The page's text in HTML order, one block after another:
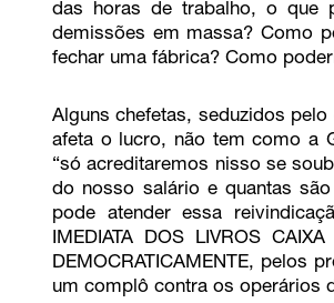
das horas de trabalho, o que
demissões em massa? Como
fechar uma fábrica? Como
Alguns chefetas, seduzidos
afeta o lucro, não tem como a
“só acreditaremos nisso se
do nosso salário e quantas
pode atender essa
IMEDIATA DOS LIVROS
DEMOCRATICAMENTE, pelos
um complô contra os operários